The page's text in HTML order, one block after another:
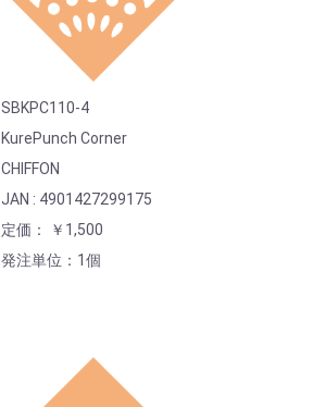
SBKPC110-4
KurePunch Corner
CHIFFON
JAN : 4901427299175
定価： ￥1,500
発注単位：1個